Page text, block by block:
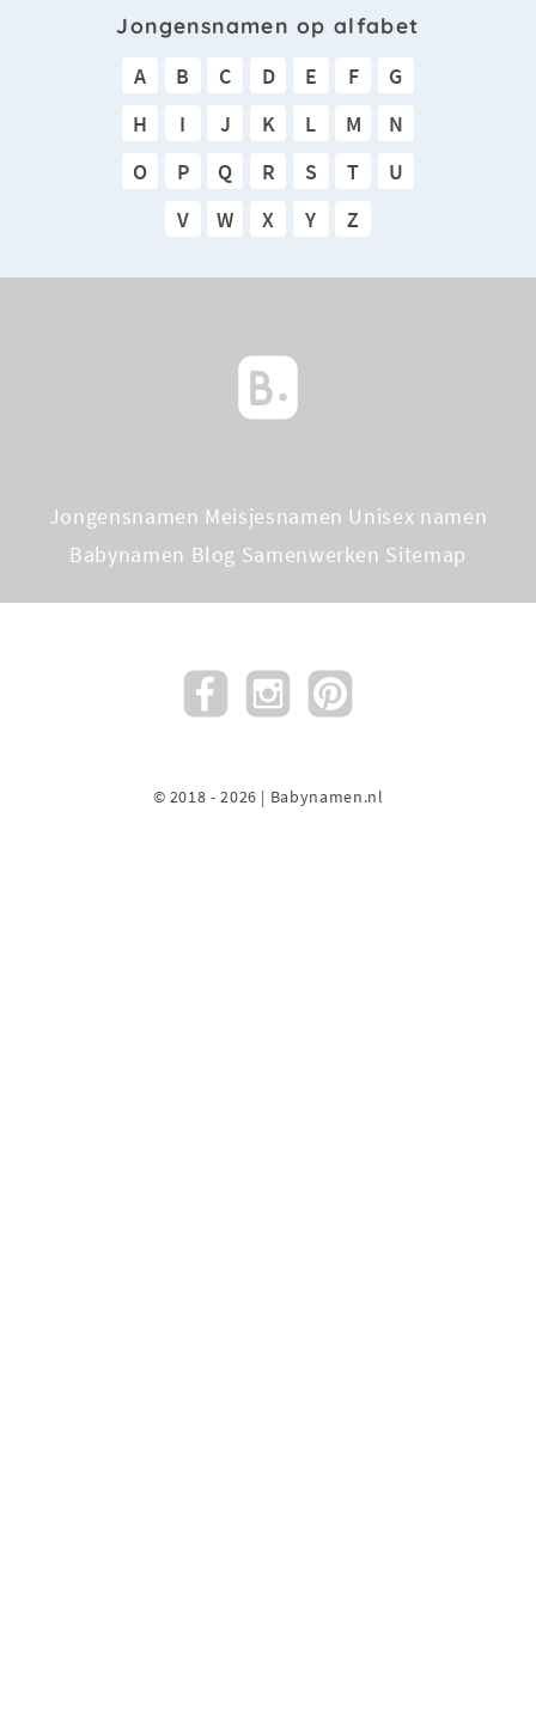
Jongensnamen op alfabet
A B C D E F
G
H
I J K L M
N
O
P Q R S T
U
V
W X Y Z
Jongensnamen Meisjesnamen Unisex namen
Babynamen Blog Samenwerken Sitemap
© 2018 - 2026 | Babynamen.nl